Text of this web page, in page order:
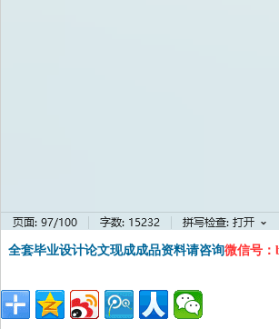
全套毕业设计论文现成成品资料请咨询微信号